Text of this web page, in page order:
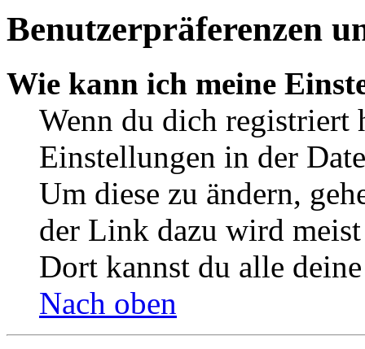
Benutzerpräferenzen
Wie kann ich meine
Wenn du dich registriert
Einstellungen in der
Um diese zu ändern,
der Link dazu wird
Dort kannst du alle
Nach oben